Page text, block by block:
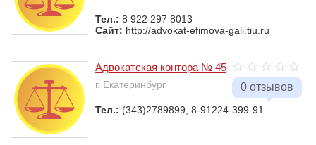
Тел.: 8 922 297 8013
Сайт: http://advokat-efimova-gali.tiu.ru
0 отзывов
Адвокатская контора № 45
г. Екатеринбург
Тел.: (343)2789899, 8-91224-399-91